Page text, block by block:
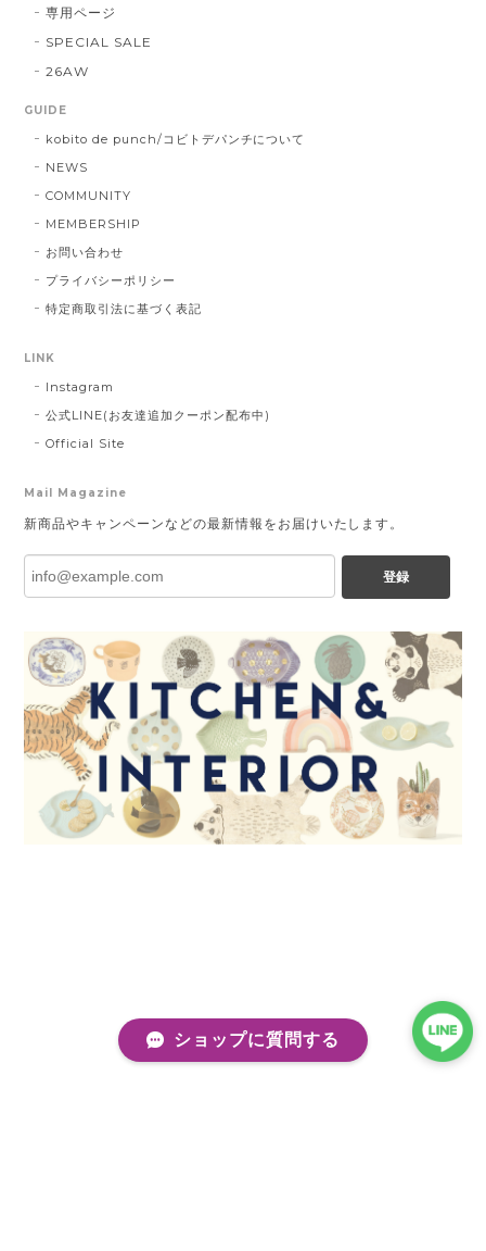
専用ページ
SPECIAL SALE
26AW
GUIDE
kobito de punch/コビトデパンチについて
NEWS
COMMUNITY
MEMBERSHIP
お問い合わせ
プライバシーポリシー
特定商取引法に基づく表記
LINK
Instagram
公式LINE(お友達追加クーポン配布中)
Official Site
Mail Magazine
新商品やキャンペーンなどの最新情報をお届けいたします。
登録
ショップに質問する